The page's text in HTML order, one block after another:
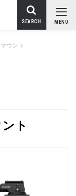
MENU
SEARCH
ウント
ト